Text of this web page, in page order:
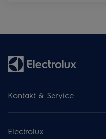
Kontakt & Service
Serviceübersicht
Reparaturservice
Electrolux